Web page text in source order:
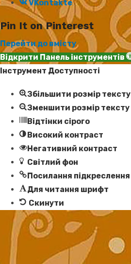
VKontakte
Pin It on Pinterest
Перейти до вмісту
Відкрити Панель інструментів
Інструмент Доступності
Збільшити розмір тексту
Зменшити розмір тексту
Відтінки сірого
Високий контраст
Негативний контраст
Світлий фон
Посилання підкреслення
Для читання шрифт
Скинути